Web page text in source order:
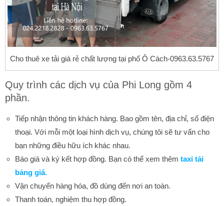
Cho thuê xe tải giá rẻ chất lượng tại phố Ô Cách-0963.63.5767
Quy trình các dịch vụ của Phi Long gồm 4
phần.
Tiếp nhận thông tin khách hàng. Bao gồm tên, địa chỉ, số điện
thoại. Với mỗi một loại hình dịch vụ, chúng tôi sẽ tư vấn cho
bạn những điều hữu ích khác nhau.
Báo giá và ký kết hợp đồng. Bạn có thể xem thêm taxi tải
bảng giá.
Vận chuyển hàng hóa, đồ dùng đến nơi an toàn.
Thanh toán, nghiệm thu hợp đồng.